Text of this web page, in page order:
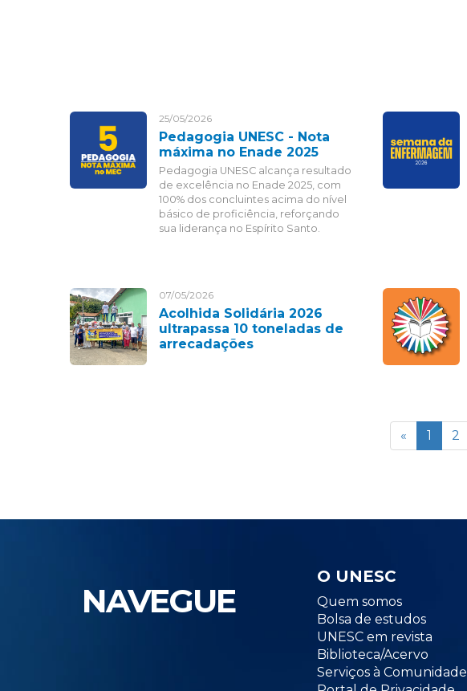
25/05/2026
Pedagogia UNESC - Nota
máxima no Enade 2025
Pedagogia UNESC alcança resultado
de excelência no Enade 2025, com
100% dos concluintes acima do nível
básico de proficiência, reforçando
sua liderança no Espírito Santo.
07/05/2026
Acolhida Solidária 2026
ultrapassa 10 toneladas de
arrecadações
« 1 2
NAVEGUE
O UNESC
Quem somos
Bolsa de estudos
UNESC em revista
Biblioteca/Acervo
Serviços à Comunidade